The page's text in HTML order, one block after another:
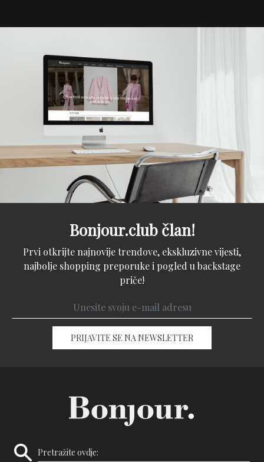
Bonjour.club član!
Prvi otkrijte najnovije trendove, ekskluzivne vijesti,
najbolje shopping preporuke i pogled u backstage
priče!
PRIJAVITE SE NA NEWSLETTER